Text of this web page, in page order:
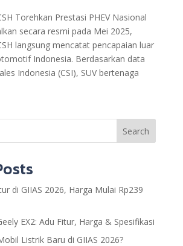
Torehkan Prestasi PHEV Nasional
secara resmi pada Mei 2025,
langsung mencatat pencapaian luar
Indonesia. Berdasarkan data
Indonesia (CSI), SUV bertenaga
Search
di GIIAS 2026, Harga Mulai Rp239
EX2: Adu Fitur, Harga & Spesifikasi
Listrik Baru di GIIAS 2026?